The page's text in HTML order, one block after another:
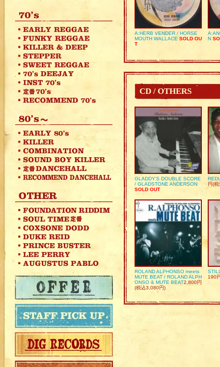
A:HERB VENDER / HORSE
MOUTH WALLACE SOLD OU
T
N
CD / OTHERS
GLADDY’S DOUBLE SCORE
/ GLADSTONE ANDERSON
SOLD OUT
円(
ROLAND ALPHONSO meets
MUTE BEAT / ROLAND ALPH
ONSO & MUTE BEAT2,800円
(税込3,080円)
190